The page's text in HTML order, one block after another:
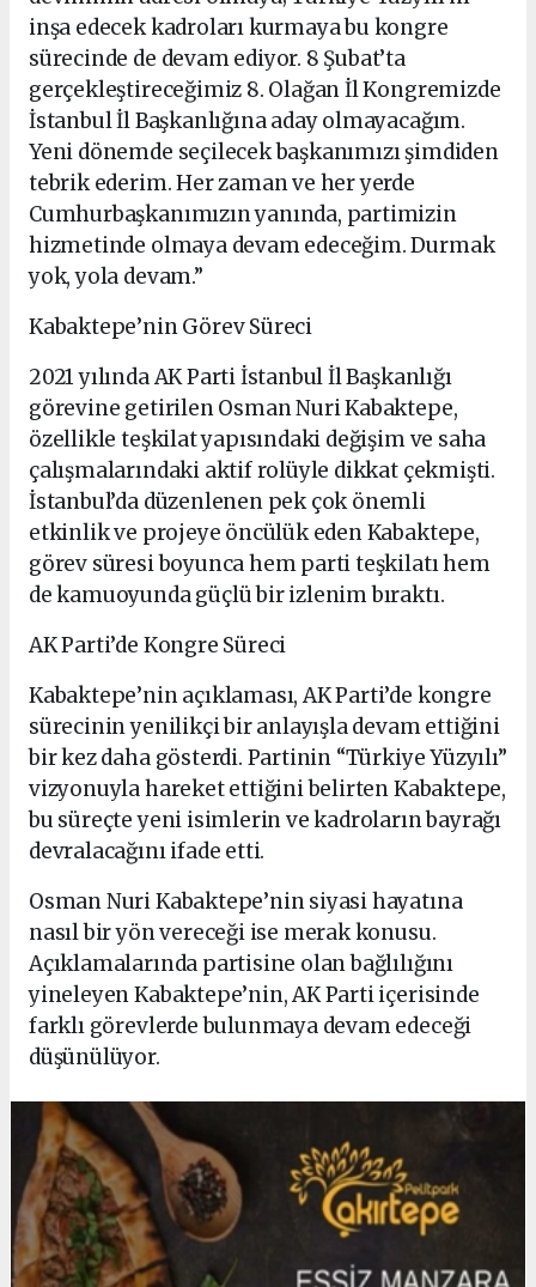
inşa edecek kadroları kurmaya bu kongre
sürecinde de devam ediyor. 8 Şubat’ta
gerçekleştireceğimiz 8. Olağan İl Kongremizde
İstanbul İl Başkanlığına aday olmayacağım.
Yeni dönemde seçilecek başkanımızı şimdiden
tebrik ederim. Her zaman ve her yerde
Cumhurbaşkanımızın yanında, partimizin
hizmetinde olmaya devam edeceğim. Durmak
yok, yola devam.”
Kabaktepe’nin Görev Süreci
2021 yılında AK Parti İstanbul İl Başkanlığı
görevine getirilen Osman Nuri Kabaktepe,
özellikle teşkilat yapısındaki değişim ve saha
çalışmalarındaki aktif rolüyle dikkat çekmişti.
İstanbul’da düzenlenen pek çok önemli
etkinlik ve projeye öncülük eden Kabaktepe,
görev süresi boyunca hem parti teşkilatı hem
de kamuoyunda güçlü bir izlenim bıraktı.
AK Parti’de Kongre Süreci
Kabaktepe’nin açıklaması, AK Parti’de kongre
sürecinin yenilikçi bir anlayışla devam ettiğini
bir kez daha gösterdi. Partinin “Türkiye Yüzyılı”
vizyonuyla hareket ettiğini belirten Kabaktepe,
bu süreçte yeni isimlerin ve kadroların bayrağı
devralacağını ifade etti.
Osman Nuri Kabaktepe’nin siyasi hayatına
nasıl bir yön vereceği ise merak konusu.
Açıklamalarında partisine olan bağlılığını
yineleyen Kabaktepe’nin, AK Parti içerisinde
farklı görevlerde bulunmaya devam edeceği
düşünülüyor.